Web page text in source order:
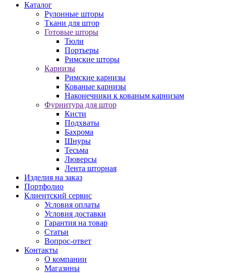
Каталог
Рулонные шторы
Ткани для штор
Готовые шторы
Тюли
Портьеры
Римские шторы
Карнизы
Римские карнизы
Кованые карнизы
Наконечники к кованым карнизам
Фурнитура для штор
Кисти
Подхваты
Бахрома
Шнуры
Тесьма
Люверсы
Лента шторная
Изделия на заказ
Портфолио
Клиентский сервис
Условия оплаты
Условия доставки
Гарантия на товар
Статьи
Вопрос-ответ
Контакты
О компании
Магазины